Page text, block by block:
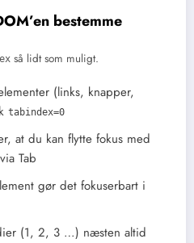
bestemme
så lidt som muligt.
(links, knapper,
tabindex=0
at du kan flytte fokus med
Tab
gør det fokuserbart i
(1, 2, 3 …) næsten altid